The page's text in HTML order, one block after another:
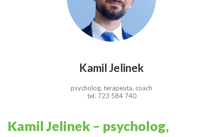
Kamil Jelinek
psycholog, terapeuta, coach
tel. 723 584 740
Kamil Jelinek – psycholog,